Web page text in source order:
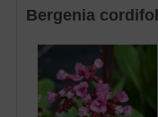
Bergenia